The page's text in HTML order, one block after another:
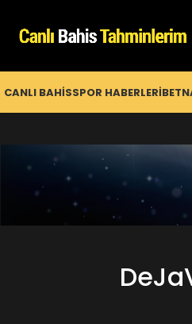
CANLI BAHISSPOR HABERLERI